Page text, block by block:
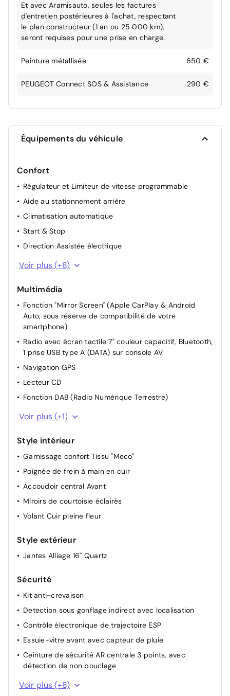
Et avec Aramisauto, seules les factures
d'entretien postérieures à l'achat, respectant
le plan constructeur (1 an ou 25 000 km),
seront requises pour une prise en charge.
Peinture métallisée 650 €
PEUGEOT Connect SOS & Assistance 290 €
Équipements du véhicule
Confort
Régulateur et Limiteur de vitesse programmable
Aide au stationnement arrière
Climatisation automatique
Start & Stop
Direction Assistée électrique
Rétroviseurs extérieurs rabattables manuellement
Réglage des sièges AV manuellement
Siège passager inclinable
Lève-vitres AR électriques
Rétroviseur intérieur Jour / Nuit Electrochrome
Siège conducteur mécanique avec réglage lombaire
Voir plus (+8)
Multimédia
Fonction "Mirror Screen" (Apple CarPlay & Android
Auto, sous réserve de compatibilité de votre
smartphone)
Radio avec écran tactile 7" couleur capacitif, Bluetooth,
1 prise USB type A (DATA) sur console AV
Navigation GPS
Lecteur CD
Fonction DAB (Radio Numérique Terrestre)
1 Port USB
Voir plus (+1)
Style intérieur
Garnissage confort Tissu "Meco"
Poignée de frein à main en cuir
Accoudoir central Avant
Miroirs de courtoisie éclairés
Volant Cuir pleine fleur
Style extérieur
Jantes Alliage 16" Quartz
Sécurité
Kit anti-crevaison
Detection sous gonflage indirect avec localisation
Contrôle électronique de trajectoire ESP
Essuie-vitre avant avec capteur de pluie
Ceinture de sécurité AR centrale 3 points, avec
détection de non bouclage
Alerte sonore de non bouclage et de débouclage des
ceintures de sécurité AV
Voir plus (+8)